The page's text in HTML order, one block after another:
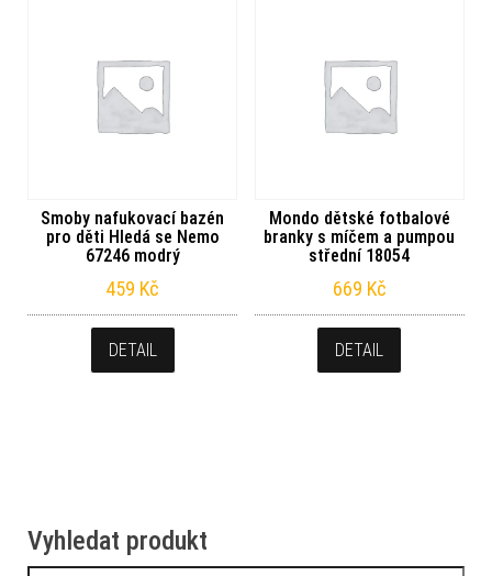
Smoby nafukovací bazén
pro děti Hledá se Nemo
67246 modrý
459 Kč
DETAIL
Mondo dětské fotbalové
branky s míčem a pumpou
střední 18054
669 Kč
DETAIL
Vyhledat produkt